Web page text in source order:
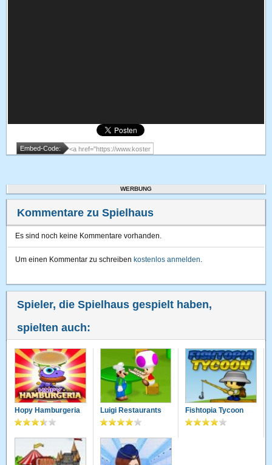
Embed-Code:
WERBUNG
Kommentare zu Spielhaus
Es sind noch keine Kommentare vorhanden.
Um einen Kommentar zu schreiben kostenlos anmelden.
Spieler, die Spielhaus gespielt haben,
spielten auch:
Hopy Hamburgeria Luigi Restaurants Fishtopia Tycoon